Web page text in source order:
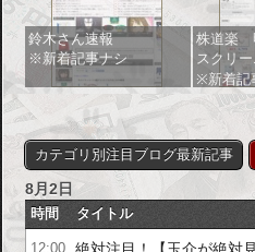
ン
テ
ナ
［ブ
ロ
グ
鈴木さん速報
※新着記事ナシ
株道楽
スクリ
※新着記
カテゴリ別注目ブログ最新記事
8月2日
時間 タイトル
12:00